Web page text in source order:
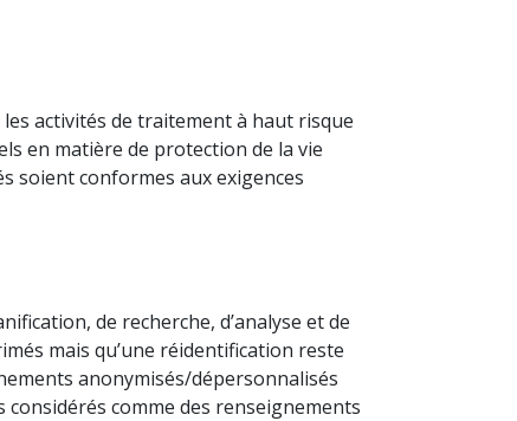
activités de traitement à haut risque
en matière de protection de la vie
soient conformes aux exigences
de recherche, d’analyse et de
mais qu’une réidentification reste
anonymisés/dépersonnalisés
comme des renseignements